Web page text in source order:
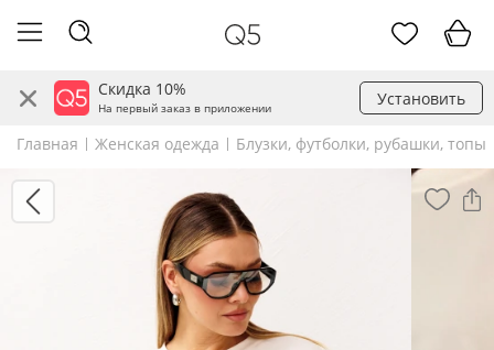
Скидка 10%
На первый заказ в приложении Установить
Главная Женская одежда Блузки, футболки, рубашки, топы